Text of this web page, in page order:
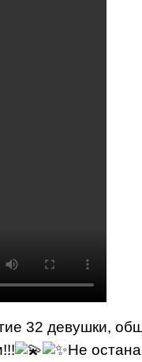
32 девушки,
Не